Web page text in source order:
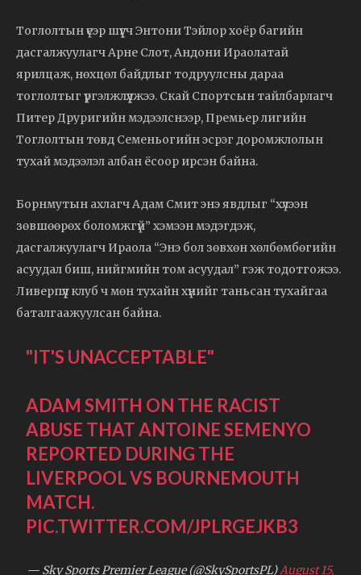
Тоглолтын үеэр шүүгч Энтони Тэйлор хоёр багийн
дасгалжуулагч Арне Слот, Андони Ираолатай
ярилцаж, нөхцөл байдлыг тодруулсны дараа
тоглолтыг үргэлжлүүлжээ. Скай Спортсын тайлбарлагч
Питер Друригийн мэдээлснээр, Премьер лигийн
Тоглолтын төвд Семеньогийн эсрэг доромжлолын
тухай мэдээлэл албан ёсоор ирсэн байна.
Борнмутын ахлагч Адам Смит энэ явдлыг “хүлээн
зөвшөөрөх боломжгүй” хэмээн мэдэгдэж,
дасгалжуулагч Ираола “Энэ бол зөвхөн хөлбөмбөгийн
асуудал биш, нийгмийн том асуудал” гэж тодотгожээ.
Ливерпүүл клуб ч мөн тухайн хүнийг таньсан тухайгаа
баталгаажуулсан байна.
"IT'S UNACCEPTABLE"
ADAM SMITH ON THE RACIST
ABUSE THAT ANTOINE SEMENYO
REPORTED DURING THE
LIVERPOOL VS BOURNEMOUTH
MATCH.
PIC.TWITTER.COM/JPLRGEJKB3
— Sky Sports Premier League (@SkySportsPL)August 15,